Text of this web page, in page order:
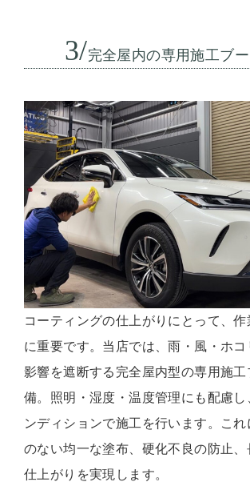
3/完全屋内の専用施工ブ
コーティングの仕上がりにとって、作
に重要です。当店では、雨・風・ホ
影響を遮断する完全屋内型の専用施工
備。照明・湿度・温度管理にも配慮し
ンディションで施工を行います。これ
のない均一な塗布、硬化不良の防止、
仕上がりを実現します。